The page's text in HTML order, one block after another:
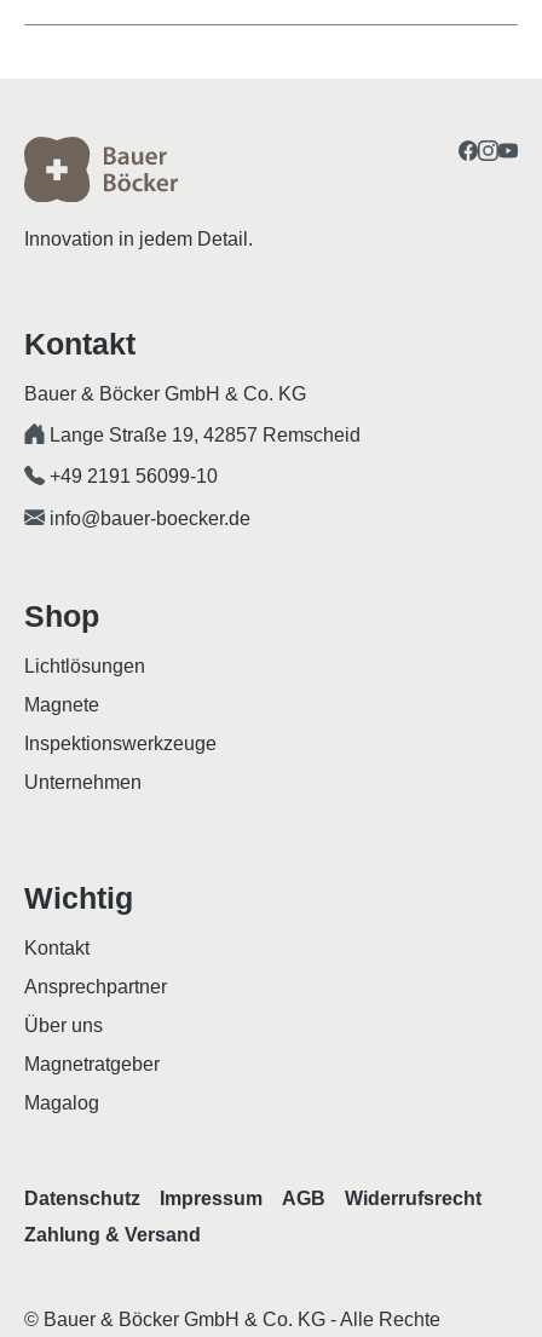
Innovation in jedem Detail.
Kontakt
Bauer & Böcker GmbH & Co. KG
Lange Straße 19, 42857 Remscheid
+49 2191 56099-10
info@bauer-boecker.de
Shop
Lichtlösungen
Magnete
Inspektionswerkzeuge
Unternehmen
Wichtig
Kontakt
Ansprechpartner
Über uns
Magnetratgeber
Magalog
© Bauer & Böcker GmbH & Co. KG - Alle Rechte
Datenschutz Impressum AGB
Widerrufsrecht
Zahlung & Versand